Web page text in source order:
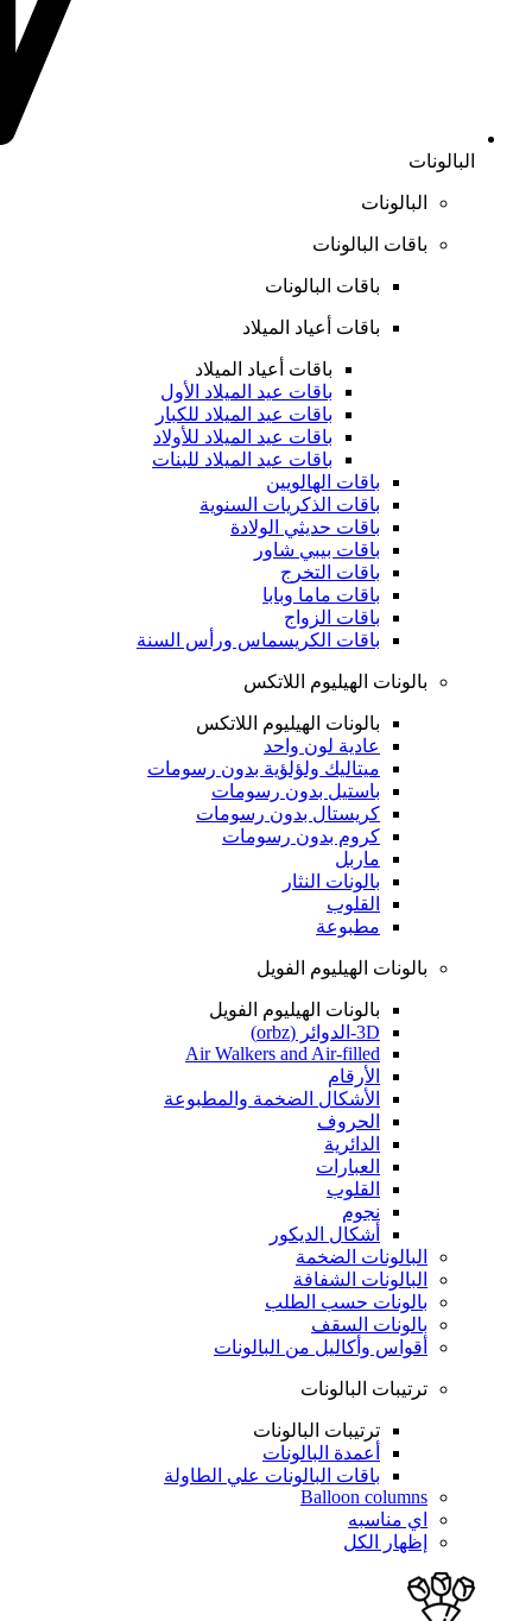
البالونات
البالونات
باقات البالونات
باقات البالونات
باقات أعياد الميلاد
باقات أعياد الميلاد
باقات عيد الميلاد الأول
باقات عيد الميلاد للكبار
باقات عيد الميلاد للأولاد
باقات عيد الميلاد للبنات
باقات الهالويين
باقات الذكريات السنوية
باقات حديثي الولادة
باقات بيبي شاور
باقات التخرج
باقات ماما وبابا
باقات الزواج
باقات الكريسماس ورأس السنة
بالونات الهيليوم اللاتكس
بالونات الهيليوم اللاتكس
عادية لون واحد
ميتاليك ولؤلؤية بدون رسومات
باستيل بدون رسومات
كريستال بدون رسومات
كروم بدون رسومات
ماربل
بالونات النثار
القلوب
مطبوعة
بالونات الهيليوم الفويل
بالونات الهيليوم الفويل
3D-الدوائر (orbz)
Air Walkers and Air-filled
الأرقام
الأشكال الضخمة والمطبوعة
الحروف
الدائرية
العبارات
القلوب
نجوم
أشكال الديكور
البالونات الضخمة
البالونات الشفافة
بالونات حسب الطلب
بالونات السقف
أقواس وأكاليل من البالونات
ترتيبات البالونات
ترتيبات البالونات
أعمدة البالونات
باقات البالونات علي الطاولة
Balloon columns
اي مناسبه
إظهار الكل